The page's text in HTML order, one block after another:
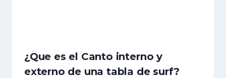
¿Que es el Canto interno y
externo de una tabla de surf?